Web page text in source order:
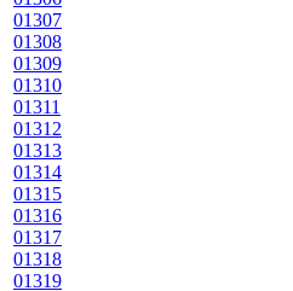
01307
01308
01309
01310
01311
01312
01313
01314
01315
01316
01317
01318
01319